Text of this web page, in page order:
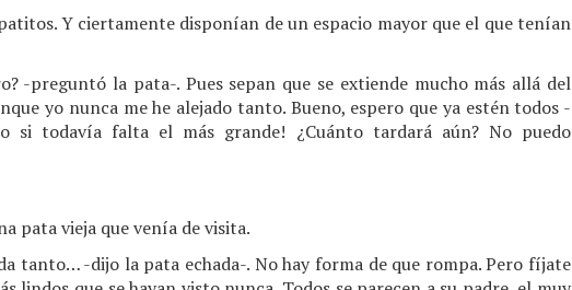
Y ciertamente disponían de un espacio mayor que el que tenían
-preguntó la pata-. Pues sepan que se extiende mucho más allá del
yo nunca me he alejado tanto. Bueno, espero que ya estén todos -
si todavía falta el más grande! ¿Cuánto tardará aún? No puedo
pata vieja que venía de visita.
tanto… -dijo la pata echada-. No hay forma de que rompa. Pero fíjate